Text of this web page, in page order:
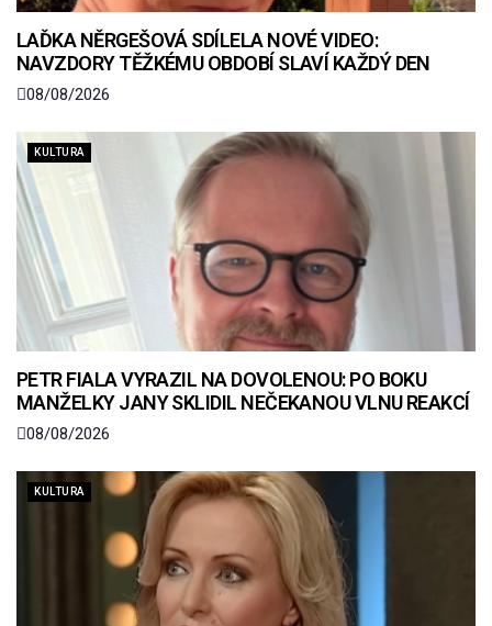
LAĎKA NĚRGEŠOVÁ SDÍLELA NOVÉ VIDEO:
NAVZDORY TĚŽKÉMU OBDOBÍ SLAVÍ KAŽDÝ DEN
08/08/2026
KULTURA
PETR FIALA VYRAZIL NA DOVOLENOU: PO BOKU
MANŽELKY JANY SKLIDIL NEČEKANOU VLNU REAKCÍ
08/08/2026
KULTURA